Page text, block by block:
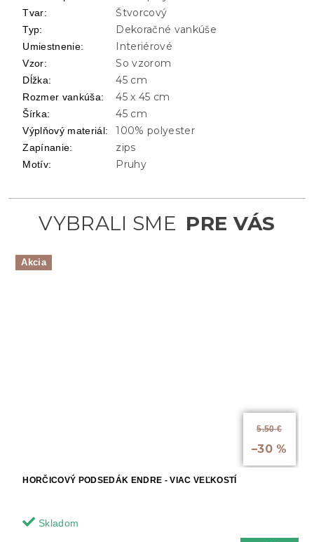
Akcia
5.50 €
–30 %
HORČICOVÝ PODSEDÁK ENDRE - VIAC VEĽKOSTÍ
Skladom
Tvar: Štvorcový
Typ: Dekoračné vankúše
Umiestnenie: Interiérové
Vzor: So vzorom
Dĺžka: 45 cm
Rozmer vankúša: 45 x 45 cm
Šírka: 45 cm
Výplňový materiál: 100% polyester
Zapínanie: zips
Motív: Pruhy